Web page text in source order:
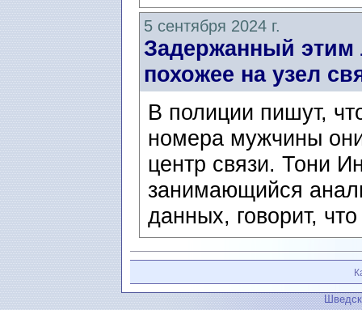
5 сентября 2024 г.
Задержанный этим
похожее на узел
В полиции пишут,
номера мужчины
центр связи. Тони
занимающийся
данных, говорит,